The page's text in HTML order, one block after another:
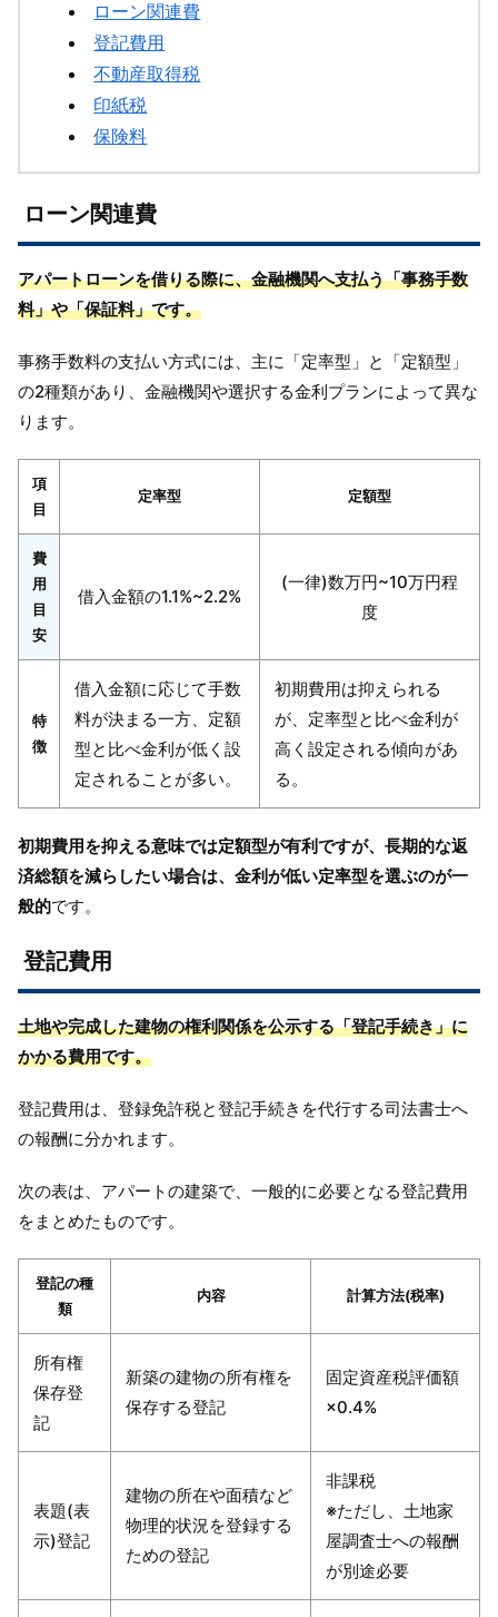
ローン関連費
登記費用
不動産取得税
印紙税
保険料
ローン関連費
アパートローンを借りる際に、金融機関へ支払う「事務手数
料」や「保証料」です。
事務手数料の支払い方式には、主に「定率型」と「定額型」
の2種類があり、金融機関や選択する金利プランによって異な
ります。
項
目
定率型 定額型
費
用
目
安
借入金額の1.1%~2.2%
(一律)数万円~10万円程
度
特
徴
借入金額に応じて手数
料が決まる一方、定額
型と比べ金利が低く設
定されることが多い。
初期費用は抑えられる
が、定率型と比べ金利が
高く設定される傾向があ
る。
初期費用を抑える意味では定額型が有利ですが、長期的な返
済総額を減らしたい場合は、金利が低い定率型を選ぶのが一
般的です。
登記費用
土地や完成した建物の権利関係を公示する「登記手続き」に
かかる費用です。
登記費用は、登録免許税と登記手続きを代行する司法書士へ
の報酬に分かれます。
次の表は、アパートの建築で、一般的に必要となる登記費用
をまとめたものです。
登記の種
類
内容 計算方法(税率)
所有権
保存登
記
新築の建物の所有権を
保存する登記
固定資産税評価額
×0.4%
表題(表
示)登記
建物の所在や面積など
物理的状況を登録する
ための登記
非課税
※ただし、土地家
屋調査士への報酬
が別途必要